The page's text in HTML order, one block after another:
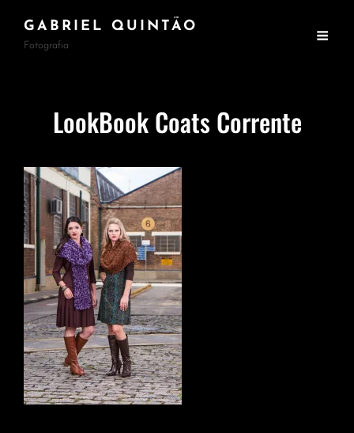
GABRIEL QUINTÃO
Fotografia
LookBook Coats Corrente